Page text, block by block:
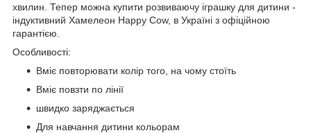
хвилин. Тепер можна купити розвиваючу іграшку для дитини -
індуктивний Хамелеон Happy Cow, в Україні з офіційною
гарантією.
Особливості:
Вміє повторювати колір того, на чому стоїть
Вміє повзти по лінії
швидко заряджається
Для навчання дитини кольорам